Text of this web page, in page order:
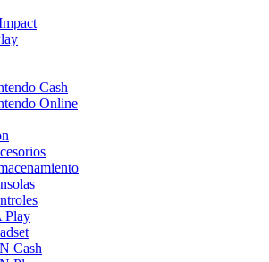
Cash
Online
Play
Cash